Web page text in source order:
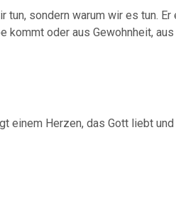
tun, sondern warum wir es tun. Er
kommt oder aus Gewohnheit, aus
einem Herzen, das Gott liebt und